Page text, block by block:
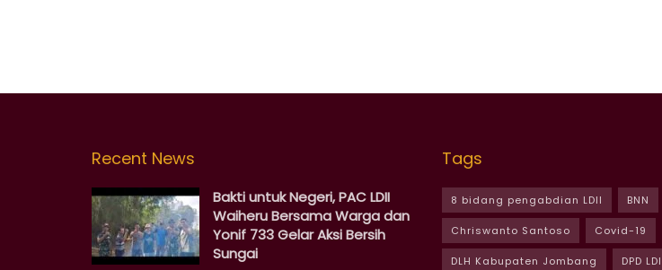
Recent News
Bakti untuk Negeri, PAC LDII
Waiheru Bersama Warga dan
Yonif 733 Gelar Aksi Bersih
Sungai
Tags
8 bidang pengabdian LDII BNN
Chriswanto Santoso Covid-19
DLH Kabupaten Jombang DPD